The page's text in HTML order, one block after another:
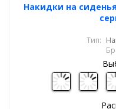
Накидки на
Тип: